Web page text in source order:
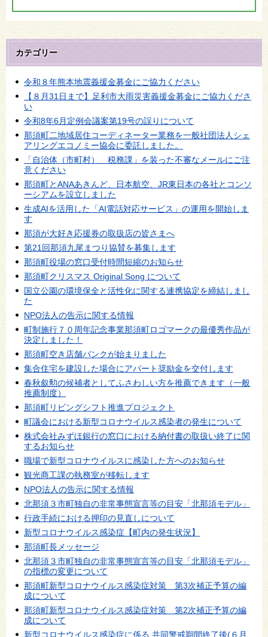
カテゴリー
令和８年熊本地震義援金募金にご協力ください
【８月31日まで】足利市大雨災害義援金募金にご協力くださ
い
令和8年6月定例会議案第19号の誤りについて
那須町二地域居住コーディネーター業務を一般社団法人シェ
アリングエコノミー協会に委託しました。
「自治体（市町村） 税務課」を装った不審なメールにご注
意ください
那須町とANAあきんど、日本航空、JR東日本の各社とコンソ
ーシアムを設立しました
生成AIを活用した「AI電話対応サービス」の運用を開始しま
す
那須が大好き応援券の取扱店の皆さまへ
第21回那須九尾まつり協賛を募集します
那須町役場の窓口受付時間短縮のお知らせ
那須町クリスマス Original Song について
国立公園の環境保全と活性化に関する連携協定を締結しまし
た
NPO法人の告示に関する情報
町制施行７０周年記念事業那須町ロゴマークの最優秀作品が
決定しました！
那須町空き店舗バンクが始まりました
集合住宅を建設した場合にアパート奨励金を交付します
春秋叙勲の候補者としてふさわしい方を推薦できます（一般
推薦制度）
那須町リビングシフト推進プロジェクト
町議会における新型コロナウイルス感染者の発生について
株式会社みずほ銀行の窓口における納付書の取扱い終了に関
するお知らせ
職場で新型コロナウイルスに感染した方へのお知らせ
観光商工課の執務室が移転します
NPO法人の告示に関する情報
北那須３市町独自の非常事態宣言等の目安「北那須モデル」
行政手続における押印の見直しについて
新型コロナウイルス感染症【町内の発生状況】
那須町長メッセージ
北那須３市町独自の非常事態宣言等の目安「北那須モデル」
の指標の変更について
那須町新型コロナウイルス感染症対策 第3次補正予算の編
成について
那須町新型コロナウイルス感染症対策 第2次補正予算の編
成について
新型コロナウイルス感染症に係る 共同警戒期間終了後(６月